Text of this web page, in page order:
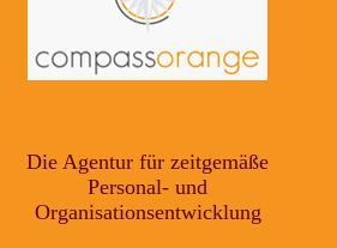
Die Agentur für zeitgemäße
Personal- und
Organisationsentwicklung